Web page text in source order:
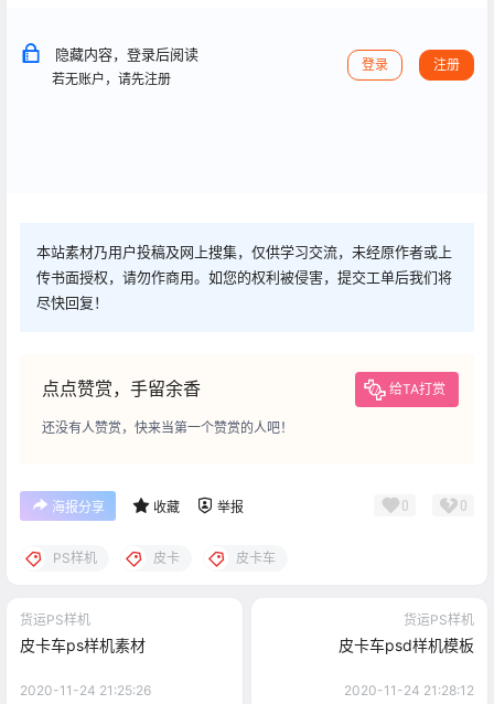
隐藏内容，登录后阅读
若无账户，请先注册
登录 注册
本站素材乃用户投稿及网上搜集，仅供学习交流，未经原作者或上
传书面授权，请勿作商用。如您的权利被侵害，提交工单后我们将
尽快回复！
点点赞赏，手留余香 给TA打赏
还没有人赞赏，快来当第一个赞赏的人吧！
海报分享 收藏 举报 0 0
PS样机 皮卡 皮卡车
货运PS样机
皮卡车ps样机素材
2020-11-24 21:25:26
货运PS样机
皮卡车psd样机模板
2020-11-24 21:28:12